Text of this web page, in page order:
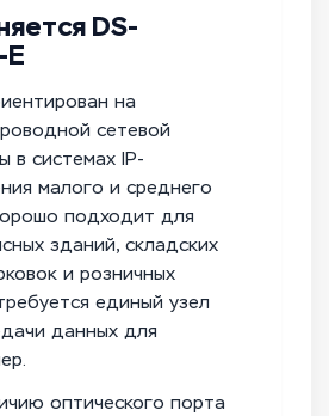
DS-
на
сетевой
в системах IP-
малого и среднего
подходит для
зданий, складских
и розничных
единый узел
данных для
оптического порта